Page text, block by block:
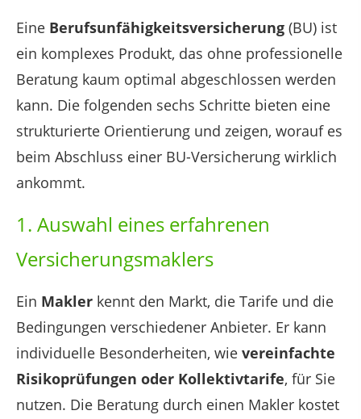
Eine Berufsunfähigkeitsversicherung (BU) ist
ein komplexes Produkt, das ohne professionelle
Beratung kaum optimal abgeschlossen werden
kann. Die folgenden sechs Schritte bieten eine
strukturierte Orientierung und zeigen, worauf es
beim Abschluss einer BU-Versicherung wirklich
ankommt.
1. Auswahl eines erfahrenen
Versicherungsmaklers
Ein Makler kennt den Markt, die Tarife und die
Bedingungen verschiedener Anbieter. Er kann
individuelle Besonderheiten, wie vereinfachte
Risikoprüfungen oder Kollektivtarife, für Sie
nutzen. Die Beratung durch einen Makler kostet